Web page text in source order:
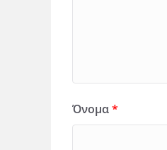
Όνομα*